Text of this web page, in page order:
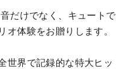
だけでなく、キュート
オ体験をお贈りします。
世界で記録的な特大ヒッ